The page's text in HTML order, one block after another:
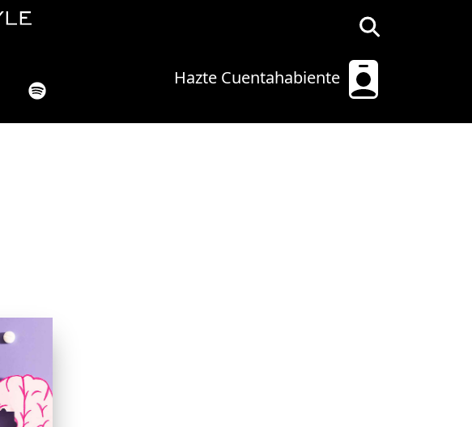
Hazte Cuentahabiente